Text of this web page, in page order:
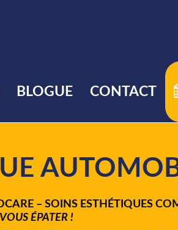
BLOGUE CONTACT
– SOINS ESTHÉTIQUES
ÉPATER !